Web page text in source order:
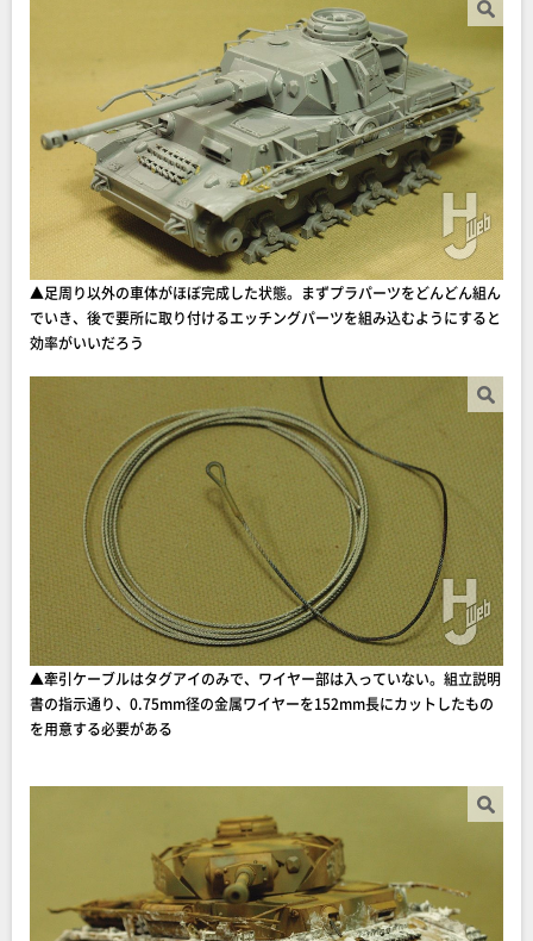
▲足周り以外の車体がほぼ完成した状態。まずプラパーツをどんどん組ん
でいき、後で要所に取り付けるエッチングパーツを組み込むようにすると
効率がいいだろう
▲牽引ケーブルはタグアイのみで、ワイヤー部は入っていない。組立説明
書の指示通り、0.75mm径の金属ワイヤーを152mm長にカットしたもの
を用意する必要がある